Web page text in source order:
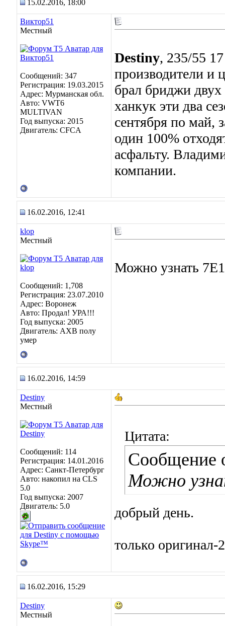
15.02.2016, 18:00
Виктор51
Местный
Сообщений: 347
Регистрация: 19.03.2015
Адрес: Мурманская обл.
Авто: VWT6
MULTIVAN
Год выпуска: 2015
Двигатель: CFCA
Destiny, 235/55
производители и
брал бриджи двух
ханкук эти два
сентября по май,
один 100%
асфальту.
компании.
16.02.2016, 12:41
klop
Местный
Сообщений: 1,708
Регистрация: 23.07.2010
Адрес: Воронеж
Авто: Продал! УРА!!!
Год выпуска: 2005
Двигатель: АХВ полу
умер
Можно узнать
16.02.2016, 14:59
Destiny
Местный
Сообщений: 114
Регистрация: 14.01.2016
Адрес: Санкт-Петербург
Авто: накопил на CLS
5.0
Год выпуска: 2007
Двигатель: 5.0
Цитата:
Сообщение
Можно
добрый день.
только оригинал-
16.02.2016, 15:29
Destiny
Местный